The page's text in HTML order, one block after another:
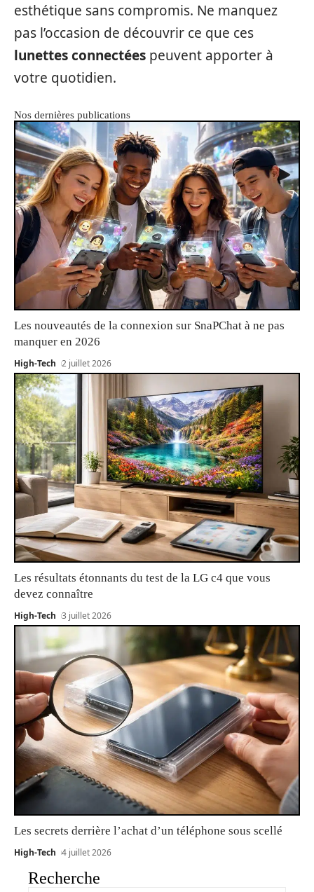
esthétique sans compromis. Ne manquez
pas l’occasion de découvrir ce que ces
lunettes connectées peuvent apporter à
votre quotidien.
Nos dernières publications
Les nouveautés de la connexion sur SnaPChat à ne pas
manquer en 2026
High-Tech 2 juillet 2026
Les résultats étonnants du test de la LG c4 que vous
devez connaître
High-Tech 3 juillet 2026
Les secrets derrière l’achat d’un téléphone sous scellé
High-Tech 4 juillet 2026
Recherche